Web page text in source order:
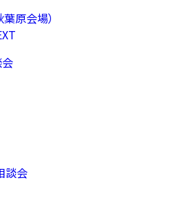
原会場）
談会